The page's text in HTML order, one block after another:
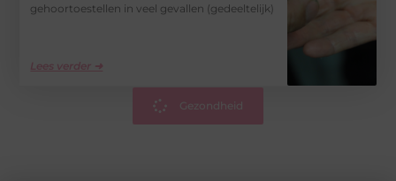
gehoortoestellen in veel gevallen (gedeeltelijk)
Lees verder ➜
Gezondheid